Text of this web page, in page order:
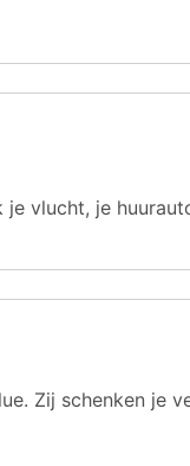
vlucht, je
Zij schenken je